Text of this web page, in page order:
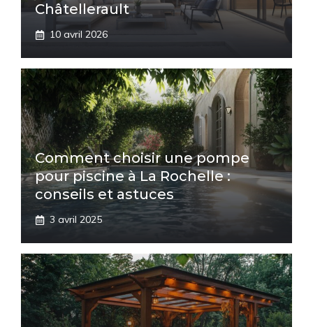
Châtellerault
10 avril 2026
Comment choisir une pompe
pour piscine à La Rochelle :
conseils et astuces
3 avril 2025